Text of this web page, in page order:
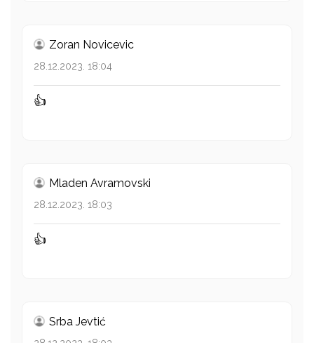
Zoran Novicevic
28.12.2023. 18:04
👍
Mladen Avramovski
28.12.2023. 18:03
👍
Srba Jevtić